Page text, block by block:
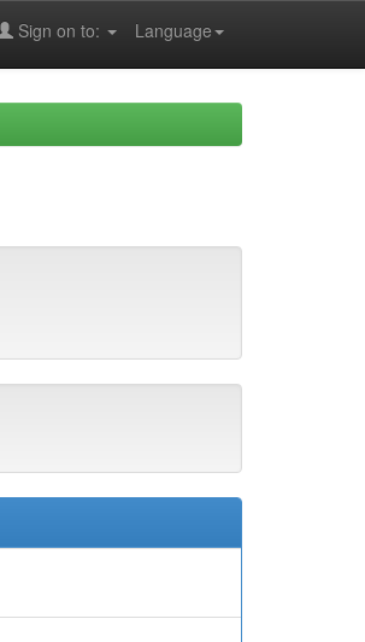
Language
Sign on to: